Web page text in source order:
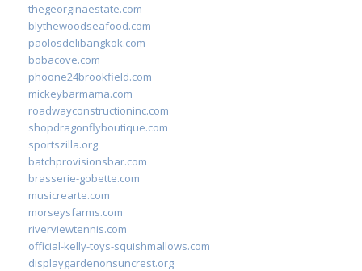
thegeorginaestate.com
blythewoodseafood.com
paolosdelibangkok.com
bobacove.com
phoone24brookfield.com
mickeybarmama.com
roadwayconstructioninc.com
shopdragonflyboutique.com
sportszilla.org
batchprovisionsbar.com
brasserie-gobette.com
musicrearte.com
morseysfarms.com
riverviewtennis.com
official-kelly-toys-squishmallows.com
displaygardenonsuncrest.org